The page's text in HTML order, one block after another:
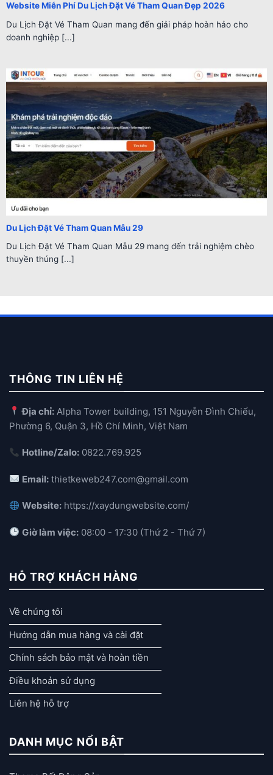
Website Miễn Phí Du Lịch Đặt Vé Tham Quan Đẹp 2026
Du Lịch Đặt Vé Tham Quan mang đến giải pháp hoàn hảo cho
doanh nghiệp [...]
Du Lịch Đặt Vé Tham Quan Mẫu 29
Du Lịch Đặt Vé Tham Quan Mẫu 29 mang đến trải nghiệm chèo
thuyền thúng [...]
THÔNG TIN LIÊN HỆ
Địa chỉ: Alpha Tower building, 151 Nguyễn Đình Chiểu,
Phường 6, Quận 3, Hồ Chí Minh, Việt Nam
Hotline/Zalo: 0822.769.925
Email: thietkeweb247.com@gmail.com
Website: https://xaydungwebsite.com/
Giờ làm việc: 08:00 - 17:30 (Thứ 2 - Thứ 7)
HỖ TRỢ KHÁCH HÀNG
Về chúng tôi
Hướng dẫn mua hàng và cài đặt
Chính sách bảo mật và hoàn tiền
Điều khoản sử dụng
Liên hệ hỗ trợ
DANH MỤC NỔI BẬT